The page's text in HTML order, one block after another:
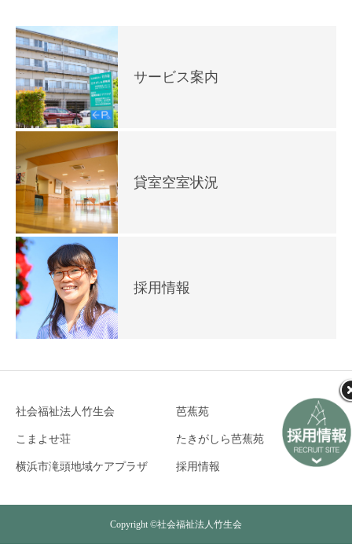
サービス案内
貸室空室状況
採用情報
社会福祉法人竹生会 芭蕉苑
こまよせ荘 たきがしら芭蕉苑
横浜市滝頭地域ケアプラザ 採用情報
Copyright ©社会福祉法人竹生会